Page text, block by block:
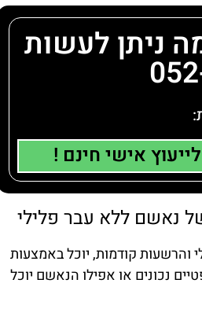
ניתן לעשות
אישי חינם !
נאשם ללא עבר פלילי
והרשעות קודמות, יוכל באמצעות
נכונים או אפילו הנאשם יוכל